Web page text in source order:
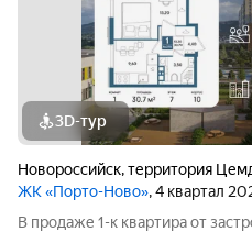
3D-тур
Новороссийск,территория
ЖК «Порто-Ново», 4 квартал
В продаже 1-к квартира от